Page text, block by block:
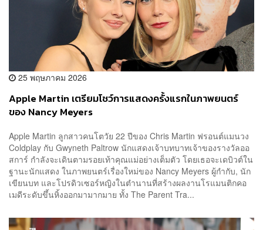
25 พฤษภาคม 2026
Apple Martin เตรียมโชว์การแสดงครั้งแรกในภาพยนตร์
ของ Nancy Meyers
Apple Martin ลูกสาวคนโตวัย 22 ปีของ Chris Martin ฟรอนต์แมนวง
Coldplay กับ Gwyneth Paltrow นักแสดงเจ้าบทบาทเจ้าของรางวัลออ
สการ์ กำลังจะเดินตามรอยเท้าคุณแม่อย่างเต็มตัว โดยเธอจะเดบิวต์ใน
ฐานะนักแสดง ในภาพยนตร์เรื่องใหม่ของ Nancy Meyers ผู้กำกับ, นัก
เขียนบท และโปรดิวเซอร์หญิงในตำนานที่สร้างผลงานโรแมนติกคอ
เมดีระดับขึ้นหิ้งออกมามากมาย ทั้ง The Parent Tra...